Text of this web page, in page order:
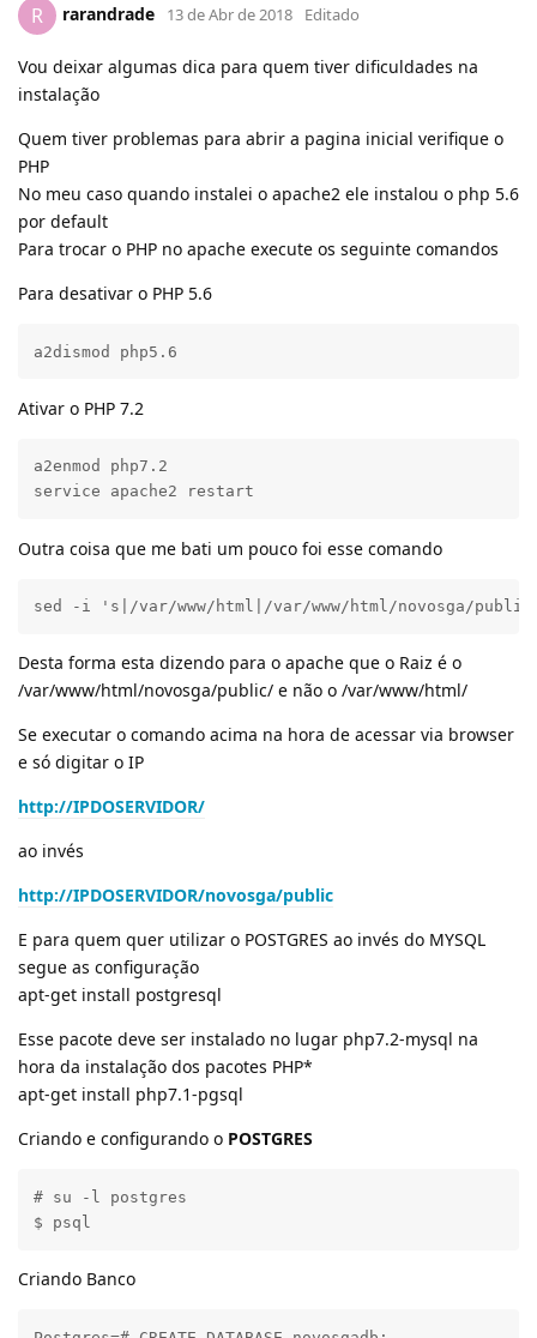
R rarandrade 13 de Abr de 2018 Editado
Vou deixar algumas dica para quem tiver dificuldades na
instalação
Quem tiver problemas para abrir a pagina inicial verifique o
PHP
No meu caso quando instalei o apache2 ele instalou o php 5.6
por default
Para trocar o PHP no apache execute os seguinte comandos
Para desativar o PHP 5.6
a2dismod php5.6
Ativar o PHP 7.2
a2enmod php7.2
service apache2 restart
Outra coisa que me bati um pouco foi esse comando
sed -i 's|/var/www/html|/var/www/html/novosga/
Desta forma esta dizendo para o apache que o Raiz é o
/var/www/html/novosga/public/ e não o /var/www/html/
Se executar o comando acima na hora de acessar via browser
e só digitar o IP
http://IPDOSERVIDOR/
ao invés
http://IPDOSERVIDOR/novosga/public
E para quem quer utilizar o POSTGRES ao invés do MYSQL
segue as configuração
apt-get install postgresql
Esse pacote deve ser instalado no lugar php7.2-mysql na
hora da instalação dos pacotes PHP*
apt-get install php7.1-pgsql
Criando e configurando o POSTGRES
# su -l postgres
$ psql
Criando Banco